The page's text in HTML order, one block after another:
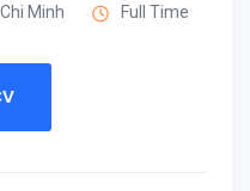
Minh Full Time